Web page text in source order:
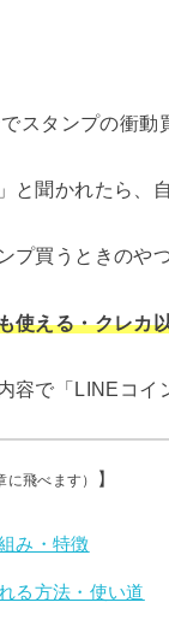
スタンプの衝動
と聞かれたら、
プ買うときのや
使える・クレカ
容で「LINEコイ
に飛べます） 】
み・特徴
る方法・使い道